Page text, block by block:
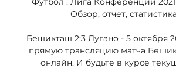
Обзор, отчет, статистика
Бешикташ 2:3 Лугано - 5 октября
прямую трансляцию матча
онлайн. И будьте в курсе